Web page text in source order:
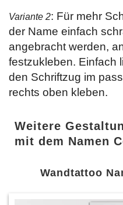
Variante 2: Für mehr
der Name einfach
angebracht werden,
festzukleben. Einfach
den Schriftzug im
rechts oben kleben.
Weitere
mit dem Namen
Wandtattoo